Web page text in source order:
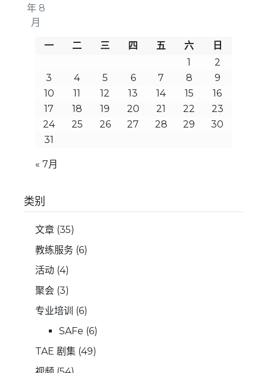
年 8
月
一 二 三 四 五 六
日
1
2
3
4 5 6 7 8
9
10
11 12 13 14 15
16
17
18 19 20 21 22
23
24
25 26 27 28 29
30
31
« 7月
类别
文章(35)
教练服务(6)
活动(4)
聚会(3)
专业培训 (6)
SAFe (6)
TAE 剧集(49)